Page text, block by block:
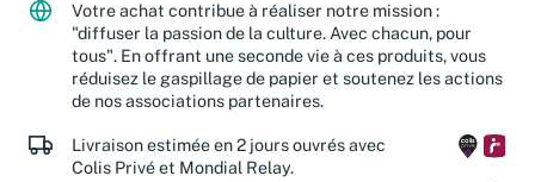
Votre achat contribue à réaliser notre mission :
"diffuser la passion de la culture. Avec chacun, pour
tous". En offrant une seconde vie à ces produits, vous
réduisez le gaspillage de papier et soutenez les actions
de nos associations partenaires.
Livraison estimée en 2 jours ouvrés avec
Colis Privé et Mondial Relay.